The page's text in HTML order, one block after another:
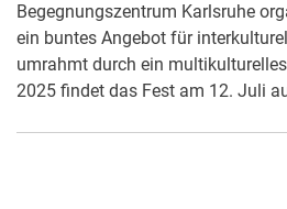
Begegnungszentrum Karlsruhe
ein buntes Angebot für
umrahmt durch ein
2025 findet das Fest am 12. Juli